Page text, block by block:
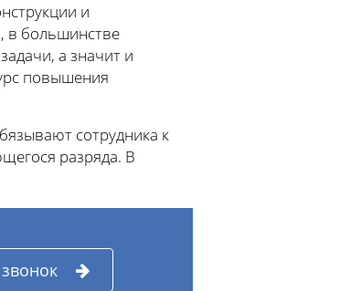
и
в большинстве
а значит и
повышения
сотрудника к
разряда. В